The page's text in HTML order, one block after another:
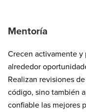
Mentoría
Crecen activamente y
alrededor
Realizan revisiones
código, sino también
confiable las mejores